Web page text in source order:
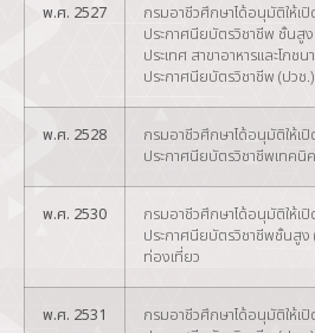
พ.ศ. 2527
กรมอาชีวศึกษาได้อนุมัติให้
ประกาศนียบัตรวิชาชีพ ชั้นสู
ประเทศ สาขาอาหารและโภช
ประกาศนียบัตรวิชาชีพ (ปวช
พ.ศ. 2528
กรมอาชีวศึกษาได้อนุมัติให้
ประกาศนียบัตรวิชาชีพเทคนิ
พ.ศ. 2530
กรมอาชีวศึกษาได้อนุมัติให้
ประกาศนียบัตรวิชาชีพชั้นสูง
ท่องเที่ยว
พ.ศ. 2531
กรมอาชีวศึกษาได้อนุมัติให้